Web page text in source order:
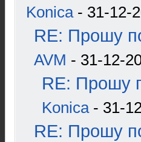
Konica- 31-12-
RE: Прошу
AVM - 31-12-
RE: Прошу
Konica- 31-
RE: Прошу